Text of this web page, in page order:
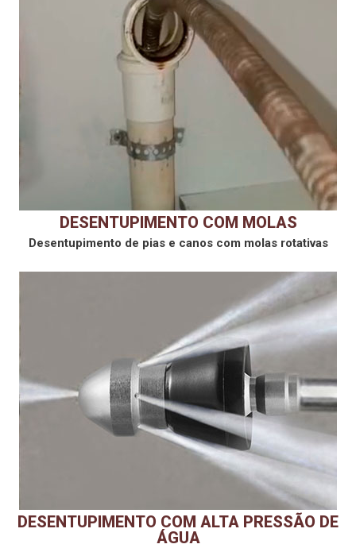
DESENTUPIMENTO COM MOLAS
Desentupimento de pias e canos com molas rotativas
DESENTUPIMENTO COM ALTA PRESSÃO DE
ÁGUA